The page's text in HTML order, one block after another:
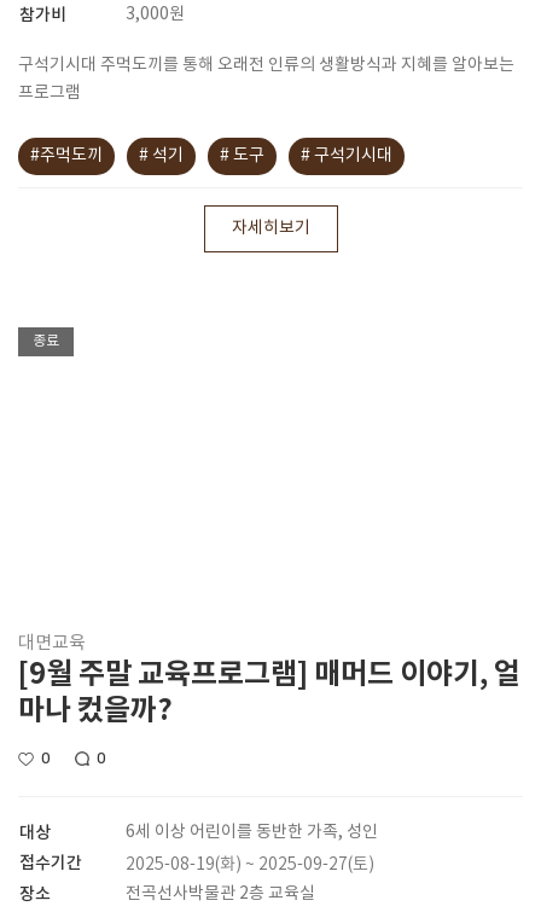
참가비 3,000원
구석기시대 주먹도끼를 통해 오래전 인류의 생활방식과 지혜를 알아보는
프로그램
#주먹도끼 # 석기 # 도구 # 구석기시대
자세히보기
종료
대면교육
[9월 주말 교육프로그램] 매머드 이야기, 얼
마나 컸을까?
0 0
대상 6세 이상 어린이를 동반한 가족, 성인
접수기간 2025-08-19(화) ~ 2025-09-27(토)
장소 전곡선사박물관 2층 교육실